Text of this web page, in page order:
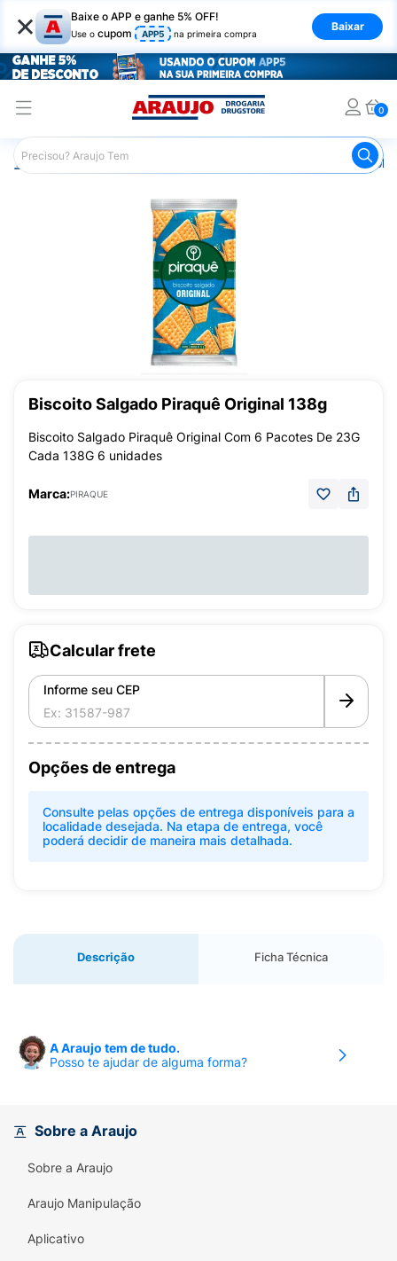
× Baixe o APP e ganhe 5% OFF!
Use o cupom APP5 na primeira compra
Baixar
0
Araujo Mercado Biscoito e
Biscoito Salgado Piraquê Original 138g
Biscoito Salgado Piraquê Original Com 6 Pacotes De 23G
Cada 138G 6 unidades
Marca:PIRAQUE
Calcular frete
Informe seu CEP
Opções de entrega
Consulte pelas opções de entrega disponíveis para a
localidade desejada. Na etapa de entrega, você
poderá decidir de maneira mais detalhada.
Descrição Ficha Técnica
A Araujo tem de tudo.
Posso te ajudar de alguma forma?
Sobre a Araujo
Sobre a Araujo
Araujo Manipulação
Aplicativo